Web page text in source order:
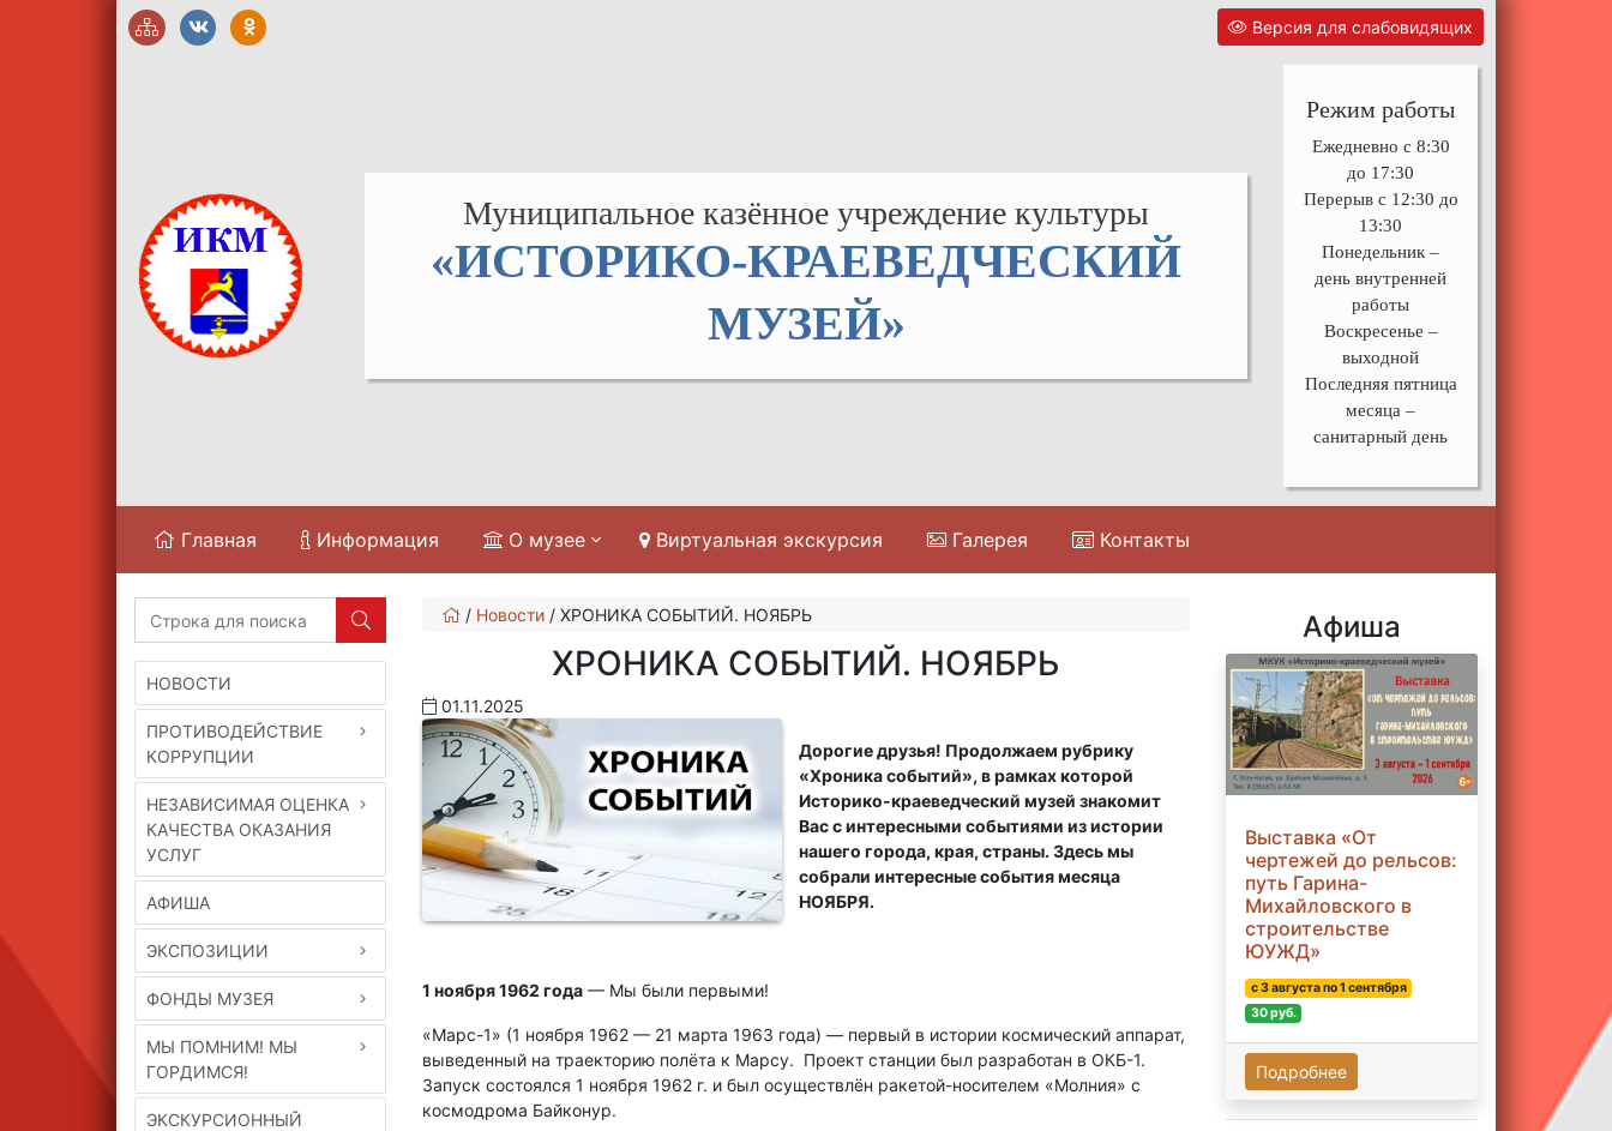
Версия для слабовидящих
Муниципальное казённое учреждение культуры
«ИСТОРИКО-КРАЕВЕДЧЕСКИЙ
МУЗЕЙ»
Режим работы
Ежедневно с 8:30
до 17:30
Перерыв с 12:30 до
13:30
Понедельник –
день внутренней
работы
Воскресенье –
выходной
Последняя пятница
месяца –
санитарный день
Главная Информация О музее Виртуальная экскурсия Галерея Контакты
НОВОСТИ
ПРОТИВОДЕЙСТВИЕ
КОРРУПЦИИ
НЕЗАВИСИМАЯ ОЦЕНКА
КАЧЕСТВА ОКАЗАНИЯ
УСЛУГ
АФИША
ЭКСПОЗИЦИИ
ФОНДЫ МУЗЕЯ
МЫ ПОМНИМ! МЫ
ГОРДИМСЯ!
ЭКСКУРСИОННЫЙ
/ Новости/ ХРОНИКА СОБЫТИЙ. НОЯБРЬ
ХРОНИКА СОБЫТИЙ. НОЯБРЬ
01.11.2025
Дорогие друзья! Продолжаем рубрику
«Хроника событий», в рамках которой
Историко-краеведческий музей знакомит
Вас с интересными событиями из истории
нашего города, края, страны. Здесь мы
собрали интересные события месяца
НОЯБРЯ.
1 ноября 1962 года— Мы были первыми!
«Марс-1» (1 ноября 1962 — 21 марта 1963 года) — первый в истории космический аппарат,
выведенный на траекторию полёта к Марсу. Проект станции был разработан в ОКБ-1.
Запуск состоялся 1 ноября 1962 г. и был осуществлён ракетой-носителем «Молния» с
космодрома Байконур.
Афиша
Выставка «От
чертежей до рельсов:
путь Гарина-
Михайловского в
строительстве
ЮУЖД»
с 3 августа по 1 сентября
30 руб.
Подробнее